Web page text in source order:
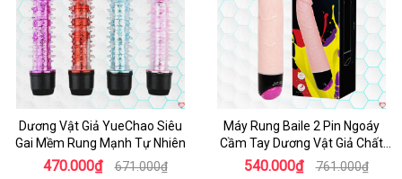
Dương Vật Giả YueChao Siêu
Gai Mềm Rung Mạnh Tự Nhiên
470.000₫ 671.000₫
Máy Rung Baile 2 Pin Ngoáy
Cầm Tay Dương Vật Giả Chất
Lượng
540.000₫ 761.000₫